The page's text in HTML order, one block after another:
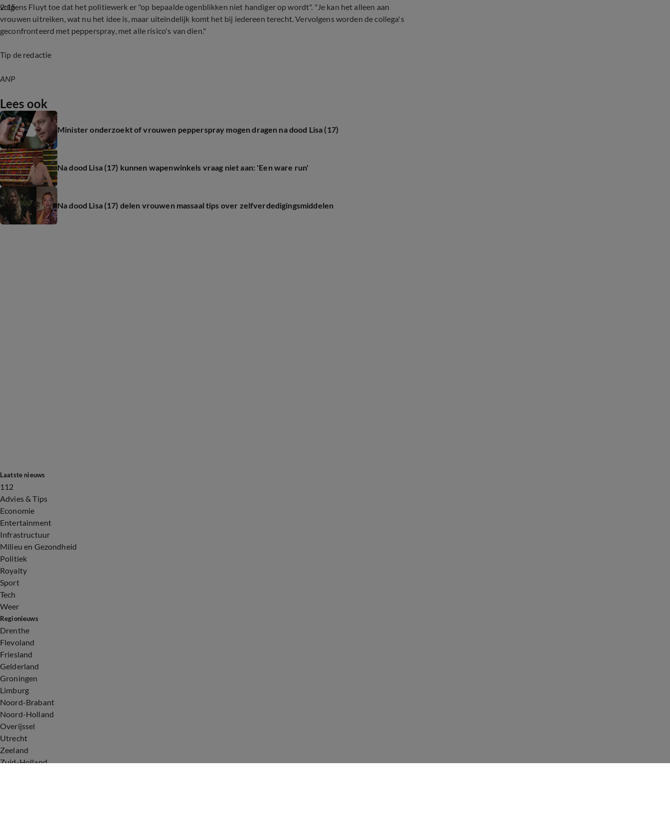
2:15
volgens Fluyt toe dat het politiewerk er "op bepaalde ogenblikken niet handiger op wordt". "Je kan het alleen aan
vrouwen uitreiken, wat nu het idee is, maar uiteindelijk komt het bij iedereen terecht. Vervolgens worden de collega's
geconfronteerd met pepperspray, met alle risico's van dien."
Tip de redactie
ANP
Lees ook
Minister onderzoekt of vrouwen pepperspray mogen dragen na dood Lisa (17)
Na dood Lisa (17) kunnen wapenwinkels vraag niet aan: 'Een ware run'
Na dood Lisa (17) delen vrouwen massaal tips over zelfverdedigingsmiddelen
Laatste nieuws
112
Advies & Tips
Economie
Entertainment
Infrastructuur
Milieu en Gezondheid
Politiek
Royalty
Sport
Tech
Weer
Regionieuws
Drenthe
Flevoland
Friesland
Gelderland
Groningen
Limburg
Noord-Brabant
Noord-Holland
Overijssel
Utrecht
Zeeland
Zuid-Holland